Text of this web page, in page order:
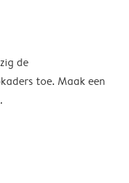
de
toe. Maak een